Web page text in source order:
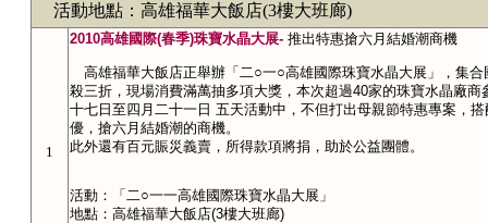
活動地點：高雄福華大飯店(3樓大班廊)
1
2010高雄國際(春季)珠寶水晶大展- 推出特惠搶六月結婚潮商機
高雄福華大飯店正舉辦「二○一○高雄國際珠寶水晶大展」，集
殺三折，現場消費滿萬抽多項大獎，本次超過40家的珠寶水晶廠商
十七日 至 四月二十一日 五天活動中，不但打出母親節特惠專案，
優，搶六月結婚潮的商機。
此外還有百元賑災義賣，所得款項將捐，助於公益團體。
活動：「二○一一高雄國際珠寶水晶大展」
地點：高雄福華大飯店(3樓大班廊)